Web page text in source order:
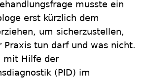
musste ein
erst kürzlich dem
um sicherzustellen,
Praxis tun darf und was nicht.
mit Hilfe der
(PID) im